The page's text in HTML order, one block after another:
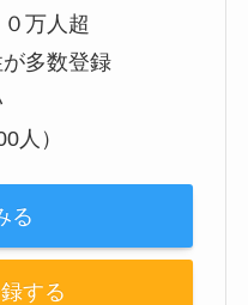
万人超
多数登録
人）
る
する